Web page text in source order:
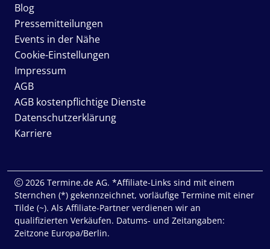
Blog
Pressemitteilungen
Events in der Nähe
Cookie-Einstellungen
Impressum
AGB
AGB kostenpflichtige Dienste
Datenschutzerklärung
Karriere
2026 Termine.de AG. *Affiliate-Links sind mit einem
Sternchen (*) gekennzeichnet, vorläufige Termine mit einer
Tilde (~). Als Affiliate-Partner verdienen wir an
qualifizierten Verkäufen. Datums- und Zeitangaben:
Zeitzone Europa/Berlin.